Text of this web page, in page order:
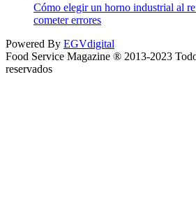
Cómo elegir un horno industrial al
cometer errores
Powered By EGVdigital
Food Service Magazine ® 2013-2023
reservados